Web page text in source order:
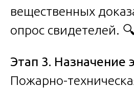
вещественных
опрос свидетелей. 🔍
Этап 3. Назначение
Пожарно-